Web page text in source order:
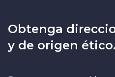
Obtenga
y de origen ético.